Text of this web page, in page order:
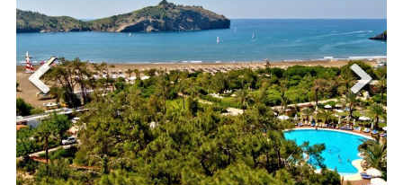
ПОСЛЕДВАЙТЕ НИ